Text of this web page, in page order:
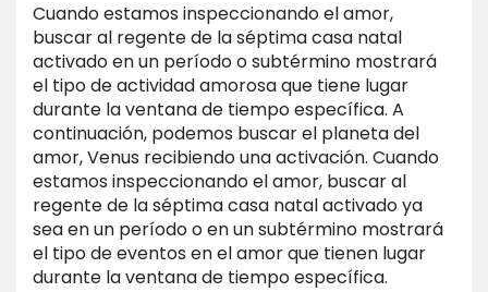
Cuando estamos inspeccionando el amor,
buscar al regente de la séptima casa natal
activado en un período o subtérmino mostrará
el tipo de actividad amorosa que tiene lugar
durante la ventana de tiempo específica. A
continuación, podemos buscar el planeta del
amor, Venus recibiendo una activación. Cuando
estamos inspeccionando el amor, buscar al
regente de la séptima casa natal activado ya
sea en un período o en un subtérmino mostrará
el tipo de eventos en el amor que tienen lugar
durante la ventana de tiempo específica.